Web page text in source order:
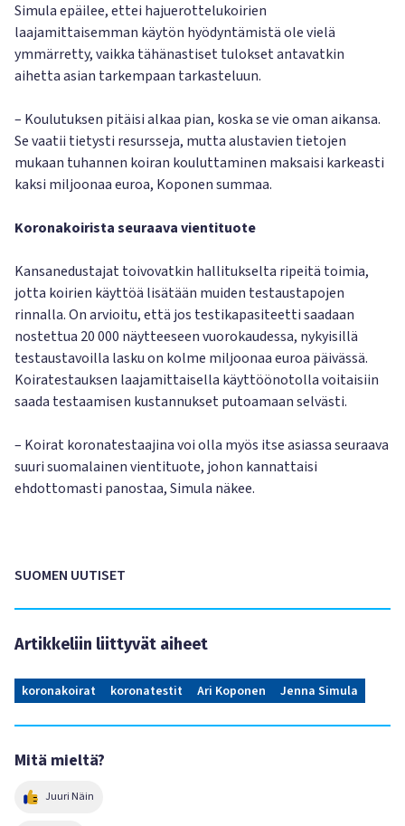
Simula epäilee, ettei hajuerottelukoirien
laajamittaisemman käytön hyödyntämistä ole vielä
ymmärretty, vaikka tähänastiset tulokset antavatkin
aihetta asian tarkempaan tarkasteluun.
– Koulutuksen pitäisi alkaa pian, koska se vie oman aikansa.
Se vaatii tietysti resursseja, mutta alustavien tietojen
mukaan tuhannen koiran kouluttaminen maksaisi karkeasti
kaksi miljoonaa euroa, Koponen summaa.
Koronakoirista seuraava vientituote
Kansanedustajat toivovatkin hallitukselta ripeitä toimia,
jotta koirien käyttöä lisätään muiden testaustapojen
rinnalla. On arvioitu, että jos testikapasiteetti saadaan
nostettua 20 000 näytteeseen vuorokaudessa, nykyisillä
testaustavoilla lasku on kolme miljoonaa euroa päivässä.
Koiratestauksen laajamittaisella käyttöönotolla voitaisiin
saada testaamisen kustannukset putoamaan selvästi.
– Koirat koronatestaajina voi olla myös itse asiassa seuraava
suuri suomalainen vientituote, johon kannattaisi
ehdottomasti panostaa, Simula näkee.
SUOMEN UUTISET
Artikkeliin liittyvät aiheet
koronakoirat koronatestit Ari Koponen Jenna Simula
Mitä mieltä?
Juuri Näin